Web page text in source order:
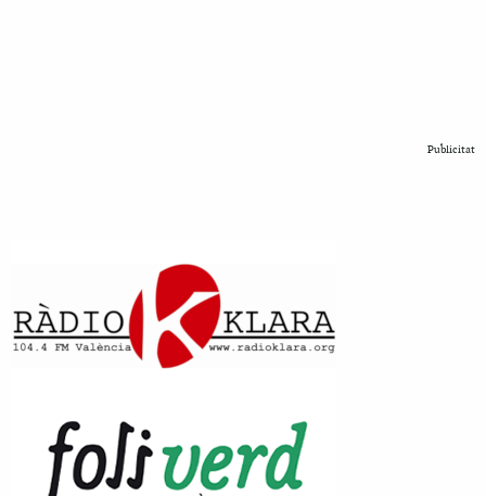
Publicitat